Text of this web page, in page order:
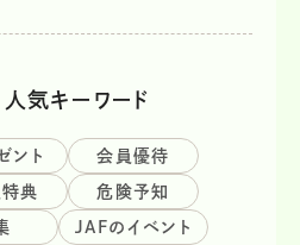
人気キーワード
ント 会員優待
典 危険予知
JAFのイベント